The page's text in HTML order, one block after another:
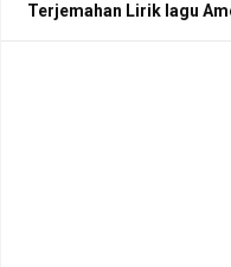
Terjemahan Lirik lagu